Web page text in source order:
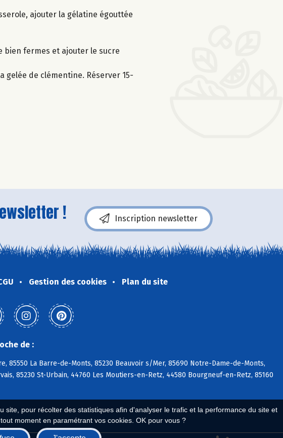
pour récolter des statistiques afin d'analyser le trafic et la performance du site et
moment en paramétrant vos cookies. OK pour vous ?
ajouter la gélatine égouttée
bien fermes et ajouter le sucre
gelée de clémentine. Réserver 15-
! Inscription newsletter
Gestion des cookies Plan du site
de :
85550 La Barre-de-Monts, 85230 Beauvoir s/Mer, 85690 Notre-Dame-de-Monts,
85230 St-Urbain, 44760 Les Moutiers-en-Retz, 44580 Bourgneuf-en-Retz, 85160